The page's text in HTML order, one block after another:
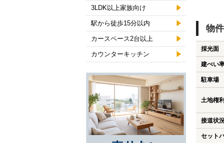
物
採光面
建ぺい
駐車場
土地権
接道状
セット
3LDK以上家族向け
駅から徒歩15分以内
カースペース2台以上
カウンターキッチン